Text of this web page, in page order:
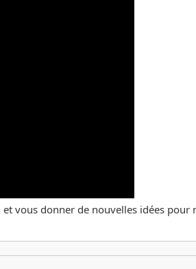
vous donner de nouvelles idées